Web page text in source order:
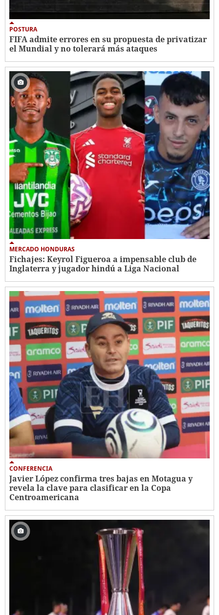
POSTURA
FIFA admite errores en su propuesta de privatizar
el Mundial y no tolerará más ataques
MERCADO HONDURAS
Fichajes: Keyrol Figueroa a impensable club de
Inglaterra y jugador hindú a Liga Nacional
CONFERENCIA
Javier López confirma tres bajas en Motagua y
revela la clave para clasificar en la Copa
Centroamericana